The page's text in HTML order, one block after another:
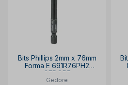
Bits Phillips 2mm x 76mm
Forma E 691R76PH2
GEDORE
Gedore